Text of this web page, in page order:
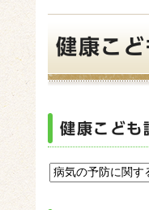
健康こ
健康こど